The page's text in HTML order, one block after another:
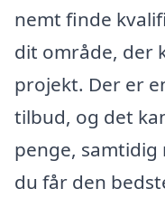
nemt finde
dit område, der
projekt. Der er
tilbud, og det
penge, samtidig
du får den